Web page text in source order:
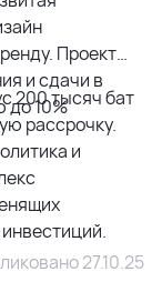
Проект
и сдачи в
до 10%
200 тысяч бат
рассрочку.
и
27.10.25